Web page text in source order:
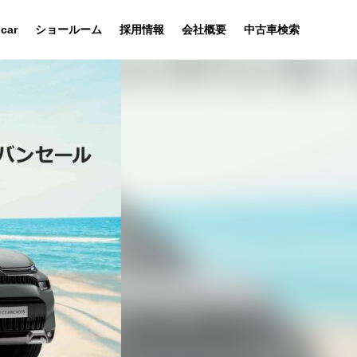
ショールーム 採用情報 会社概要 中古車検索